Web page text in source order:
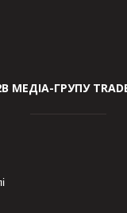
МЕДІА-ГРУПУ